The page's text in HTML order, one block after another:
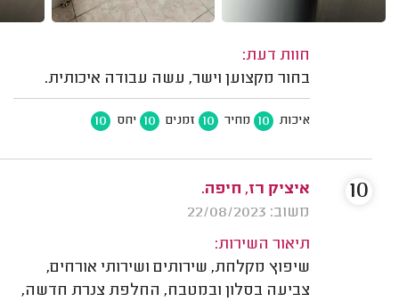
חוות דעת:
בחור מקצוען וישר, עשה עבודה איכותית.
איכות 10 מחיר 10 זמנים 10 יחס 10
איציק רז, חיפה.
משוב: 22/08/2023
תיאור השירות:
שיפוץ מקלחת, שירותים ושירותי אורחים,
צביעה בסלון ובמטבח, החלפת צנרת חדשה,
10